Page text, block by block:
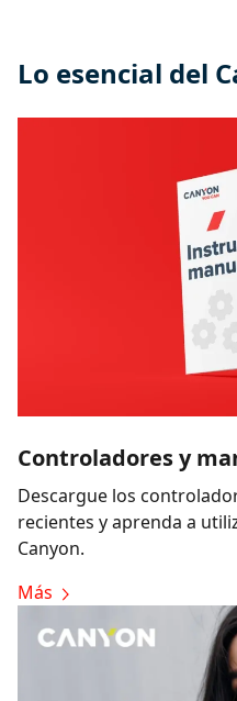
Lo esencial del
Controladores y
Descargue los
recientes y aprenda a
Canyon.
Más